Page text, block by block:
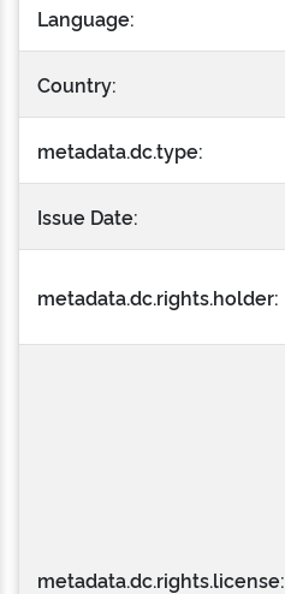
Language:
Country:
metadata.dc.type:
Issue Date:
metadata.dc.rights.holder:
metadata.dc.rights.license: